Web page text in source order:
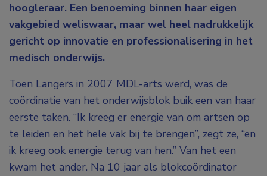
hoogleraar. Een benoeming binnen haar eigen
vakgebied weliswaar, maar wel heel nadrukkelijk
gericht op innovatie en professionalisering in het
medisch onderwijs.
Toen Langers in 2007 MDL-arts werd, was de
coördinatie van het onderwijsblok buik een van haar
eerste taken. “Ik kreeg er energie van om artsen op
te leiden en het hele vak bij te brengen”, zegt ze, “en
ik kreeg ook energie terug van hen.” Van het een
kwam het ander. Na 10 jaar als blokcoördinator